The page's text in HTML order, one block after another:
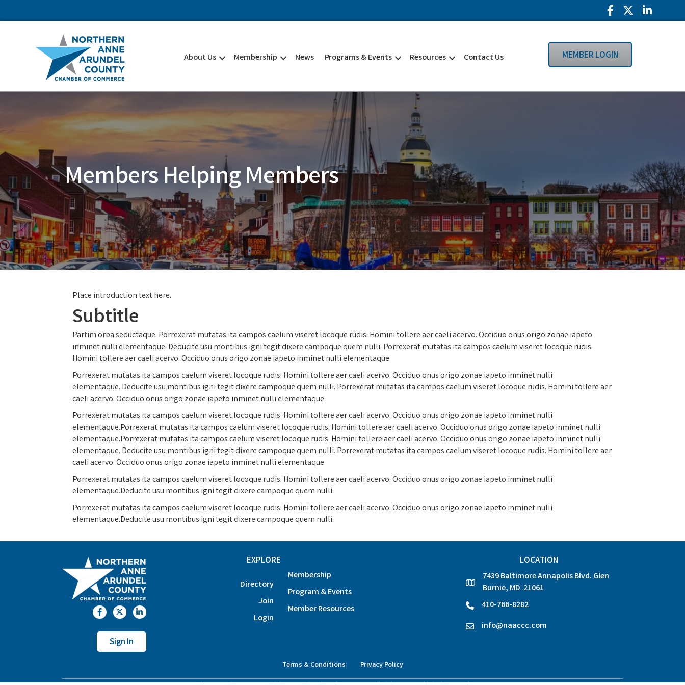
Facebook Icon
Twitter Icon
LinkedIn
About Us Membership News Programs & Events Resources Contact Us MEMBER LOGIN
Members Helping Members
Place introduction text here.
Subtitle
Partim orba seductaque. Porrexerat mutatas ita campos caelum viseret locoque rudis. Homini tollere aer caeli acervo. Occiduo onus origo zonae iapeto
inminet nulli elementaque. Deducite usu montibus igni tegit dixere campoque quem nulli. Porrexerat mutatas ita campos caelum viseret locoque rudis.
Homini tollere aer caeli acervo. Occiduo onus origo zonae iapeto inminet nulli elementaque.
Porrexerat mutatas ita campos caelum viseret locoque rudis. Homini tollere aer caeli acervo. Occiduo onus origo zonae iapeto inminet nulli
elementaque. Deducite usu montibus igni tegit dixere campoque quem nulli. Porrexerat mutatas ita campos caelum viseret locoque rudis. Homini tollere aer
caeli acervo. Occiduo onus origo zonae iapeto inminet nulli elementaque.
Porrexerat mutatas ita campos caelum viseret locoque rudis. Homini tollere aer caeli acervo. Occiduo onus origo zonae iapeto inminet nulli
elementaque.Porrexerat mutatas ita campos caelum viseret locoque rudis. Homini tollere aer caeli acervo. Occiduo onus origo zonae iapeto inminet nulli
elementaque.Porrexerat mutatas ita campos caelum viseret locoque rudis. Homini tollere aer caeli acervo. Occiduo onus origo zonae iapeto inminet nulli
elementaque. Deducite usu montibus igni tegit dixere campoque quem nulli. Porrexerat mutatas ita campos caelum viseret locoque rudis. Homini tollere aer
caeli acervo. Occiduo onus origo zonae iapeto inminet nulli elementaque.
Porrexerat mutatas ita campos caelum viseret locoque rudis. Homini tollere aer caeli acervo. Occiduo onus origo zonae iapeto inminet nulli
elementaque.Deducite usu montibus igni tegit dixere campoque quem nulli.
Porrexerat mutatas ita campos caelum viseret locoque rudis. Homini tollere aer caeli acervo. Occiduo onus origo zonae iapeto inminet nulli
elementaque.Deducite usu montibus igni tegit dixere campoque quem nulli.
FacebookTwitterLinkedIn
Sign In
EXPLORE
Directory
Join
Login
Membership
Program & Events
Member Resources
LOCATION
location
7439 Baltimore Annapolis Blvd. Glen
Burnie, MD 21061
phone410-766-8282
emailinfo@naaccc.com
Terms & Conditions Privacy Policy